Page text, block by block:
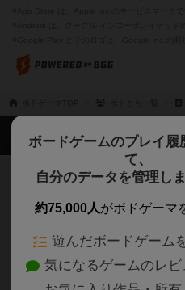
ボードゲームのプレイ履
て、
自分のデータを管理し
約75,000人がボドゲーマ
遊んだボードゲーム
気になるゲームのレ
ボドゲーマTOP
ボードゲームを検索する
ボードゲームの新着レビ
ボードゲーム会情報